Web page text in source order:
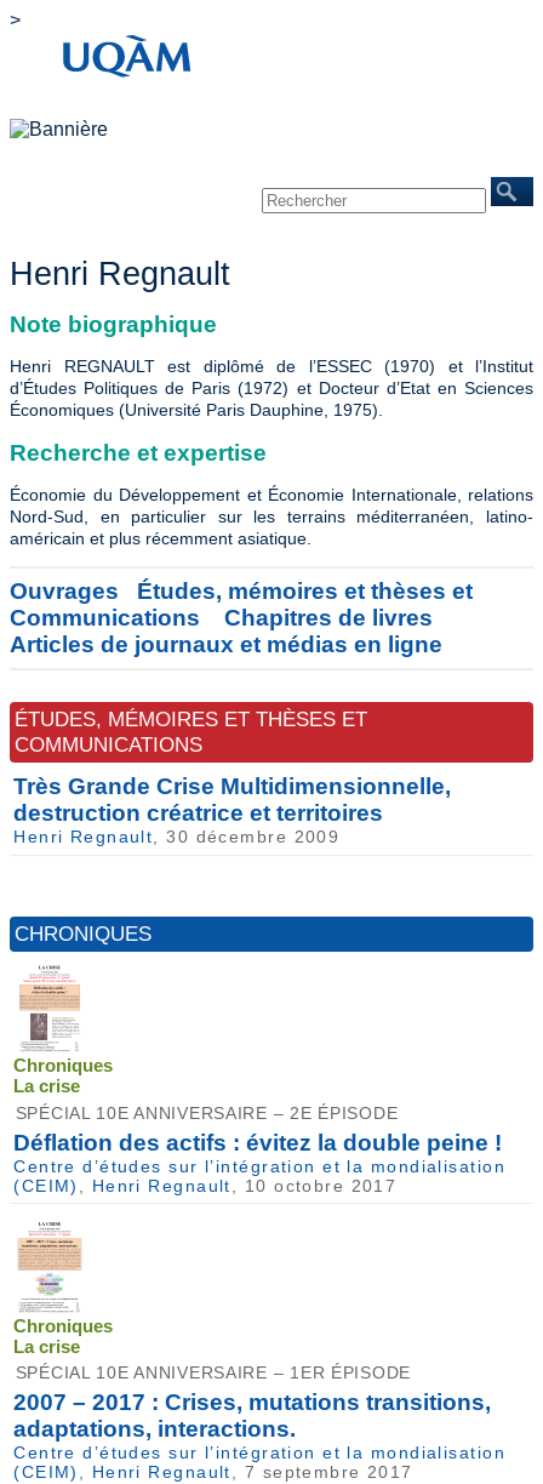
>
Henri Regnault
Note biographique
Henri REGNAULT est diplômé de l’ESSEC (1970) et l’Institut
d’Études Politiques de Paris (1972) et Docteur d’Etat en Sciences
Économiques (Université Paris Dauphine, 1975).
Recherche et expertise
Économie du Développement et Économie Internationale, relations
Nord-Sud, en particulier sur les terrains méditerranéen, latino-
américain et plus récemment asiatique.
Ouvrages
Études, mémoires et thèses et
Communications
Chapitres de livres
Articles de journaux et médias en ligne
ÉTUDES, MÉMOIRES ET THÈSES ET
COMMUNICATIONS
Très Grande Crise Multidimensionnelle,
destruction créatrice et territoires
Henri Regnault, 30 décembre 2009
CHRONIQUES
Chroniques
La crise
SPÉCIAL 10E ANNIVERSAIRE – 2E ÉPISODE
Déflation des actifs : évitez la double peine !
Centre d’études sur l’intégration et la mondialisation
(CEIM)
Henri Regnault , 10 octobre 2017
Chroniques
La crise
SPÉCIAL 10E ANNIVERSAIRE – 1ER ÉPISODE
2007 – 2017 : Crises, mutations transitions,
adaptations, interactions.
Centre d’études sur l’intégration et la mondialisation
(CEIM) , Henri Regnault, 7 septembre 2017